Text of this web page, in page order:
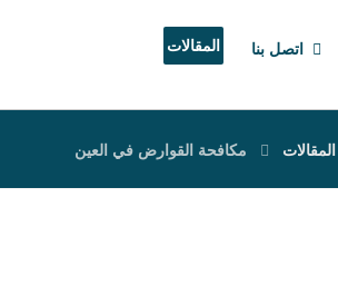
اتصل بنا المقالات
المقالات مكافحة القوارض في العين